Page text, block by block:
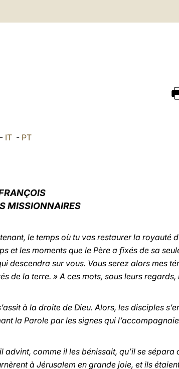
- IT - PT
MISSIONNAIRES
le temps où tu vas restaurer la royauté
et les moments que le Père a fixés de sa
descendra sur vous. Vous serez alors mes
de la terre. » A ces mots, sous leurs regards,
à la droite de Dieu. Alors, les disciples
la Parole par les signes qui
comme il les bénissait, qu’il se sépara
à Jérusalem en grande joie, et ils